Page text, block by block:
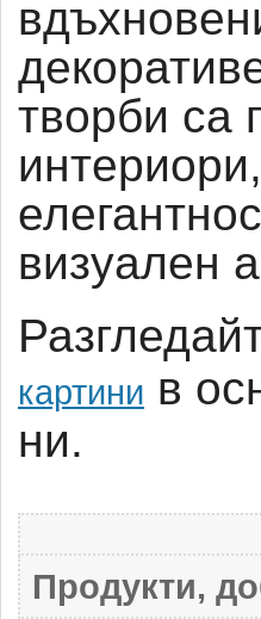
творби са
визуален
картини в
ни.
Продукти,